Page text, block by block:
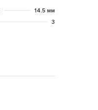
14.5 мм
3